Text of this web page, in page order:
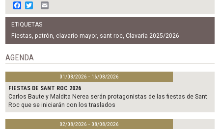
F
a
c
e
b
o
o
k
w
i
t
t
e
m
l
ETIQUETAS
Fiestas, patrón, clavario mayor, sant roc, Clavaría 2025/2026
AGENDA
01/08/2026 - 16/08/2026
FIESTAS DE SANT ROC 2026
Carlos Baute y Maldita Nerea serán protagonistas de las fiestas de Sant
Roc que se iniciarán con los traslados
02/08/2026 - 08/08/2026